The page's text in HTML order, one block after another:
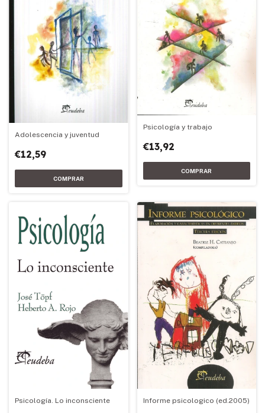
Adolescencia y juventud
€12,59
Psicología y trabajo
€13,92
Psicología. Lo inconsciente Informe psicologico (ed.2005)